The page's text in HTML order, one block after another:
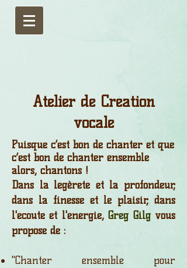
Atelier de Création
vocale
Puisque c’est bon de chanter et que
c’est bon de chanter ensemble
alors, chantons !
Dans la légèreté et la profondeur,
dans la finesse et le plaisir, dans
l'écoute et l'énergie,Greg Gilgvous
propose de :
"Chanter ensemble pour